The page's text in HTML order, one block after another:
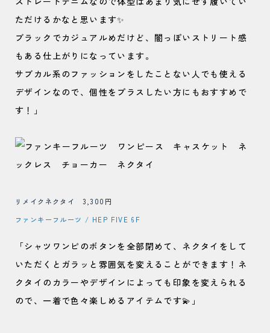
ただけるかなと思います✨
ブラックでカジュアルめだけど、闇っぽいストリート感
もある仕上がりになっています。
サブカル系のファッションをしたことない人でも使える
デザインなので、個性をプラスしたい方にもおすすめで
す！」
リメイクネクタイ 3,300円
ファンキーフルーツ / HEP FIVE 6F
「シャツワンピのボタンを全部閉めて、ネクタイをして
いただくとガラッと雰囲気を変えることができます！ネ
クタイのカラーやデザインによっても印象を変えられる
ので、一着で色々楽しめるアイテムです💫」